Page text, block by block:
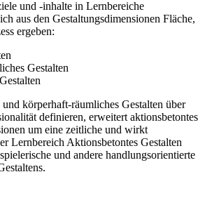
und -inhalte in Lernbereiche
aus den Gestaltungsdimensionen Fläche,
ergeben:
Gestalten
körperhaft-räumliches Gestalten über
definieren, erweitert aktionsbetontes
um eine zeitliche und wirkt
Lernbereich Aktionsbetontes Gestalten
und andere handlungsorientierte